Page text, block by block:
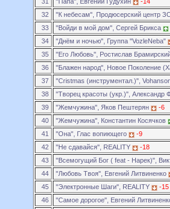
31
"Папа", Евгений Гудухин
-14
32
"К небесам", Продюсерский центр
33
"Войди в мой дом", Сергей Брикса
34
"Днём и ночью", Группа "VozleNeba"
35
"Его Любовь", Ростислав
36
"Блажен народ", Новое Поколение
37
"Cristmas (инструментал.)",
38
"Творец красоты (укр.)", Александр
39
"Жемчужина", Яков Пештерян
-6
40
"Жемчужина", Константин Косячков
41
"Она", Глас вопиющего
-9
42
"Не сдавайся", REALITY
-18
43
"Всемогущий Бог ( feat - Нарек)",
44
"Любовь Твоя", Евгений Литвиненко
45
"Электронные Шаги", REALITY
-15
46
"Самое дорогое", Евгений